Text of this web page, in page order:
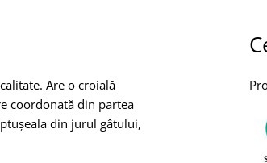
Are o croială
coordonată din partea
din jurul gâtului,